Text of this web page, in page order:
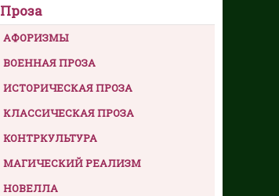
Проза
АФОРИЗМЫ
ВОЕННАЯ ПРОЗА
ИСТОРИЧЕСКАЯ ПРОЗА
КЛАССИЧЕСКАЯ ПРОЗА
КОНТРКУЛЬТУРА
МАГИЧЕСКИЙ РЕАЛИЗМ
НОВЕЛЛА